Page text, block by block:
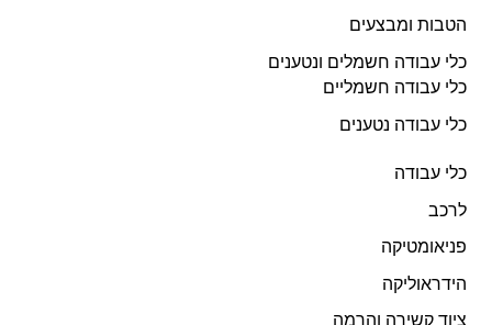
הטבות ומבצעים
כלי עבודה חשמלים ונטענים
כלי עבודה חשמליים
כלי עבודה נטענים
כלי עבודה
לרכב
פניאומטיקה
הידראוליקה
ציוד קשירה והרמה